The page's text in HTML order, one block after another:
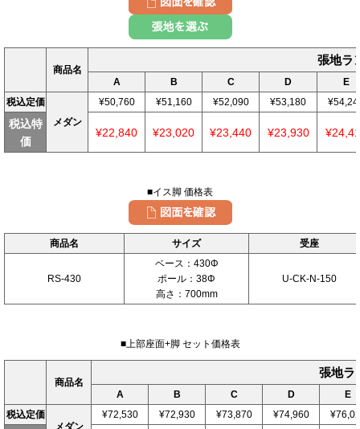
商品名
張地ラ
A B C D
E
税込定価
メダン
¥50,760 ¥51,160 ¥52,090 ¥53,180
税込特
価
¥22,840 ¥23,020 ¥23,440 ¥23,930
■イス脚 価格表
商品名 サイズ 受座
RS-430
ベース：430Φ
ポール：38Φ
高さ：700mm
U-CK-N-150
■上部座面+脚 セット価格表
商品名
張地ラ
A B C D
E
税込定価
メダン
¥72,530 ¥72,930 ¥73,870 ¥74,960